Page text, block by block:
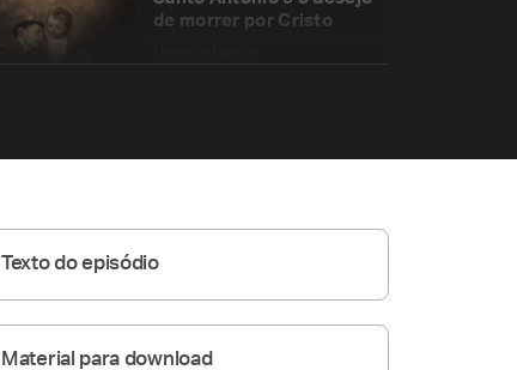
de morrer por Cristo
Texto do episódio
Material para download